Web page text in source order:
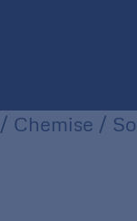
/ Chemise /